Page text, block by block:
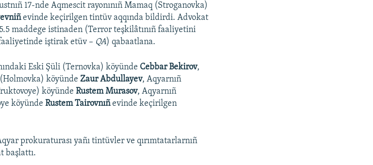
17-nde Aqmescit rayonınıñ Mamaq (Stroganovka)
evinde keçirilgen tintüv aqqında bildirdi. Advokat
maddege istinaden (Terror teşkilâtınıñ faaliyetini
iştirak etüv – QA) qabaatlana.
Eski Şüli (Ternovka) köyünde Cebbar Bekirov,
(Holmovka) köyünde Zaur Abdullayev, Aqyarnıñ
köyündeRustem Murasov, Aqyarnıñ
köyündeRustem Tairovnıñevinde keçirilgen
prokuraturası yañı tintüvler ve qırımtatarlarnıñ
başlattı.